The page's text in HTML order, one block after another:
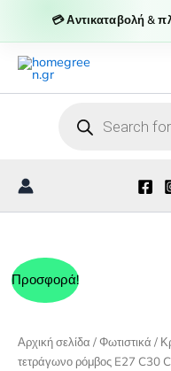
💳 Αντικαταβολή &
Μετάβαση
στο
περιεχόμενο
search
Προσφορά!
Αρχική σελίδα /Φωτιστικά /
τετράγωνο ρόμβος E27 C30
τετράγωνο
ρόμβος